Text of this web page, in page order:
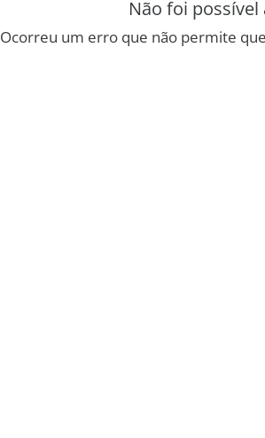
Não foi
Ocorreu um erro que não permite